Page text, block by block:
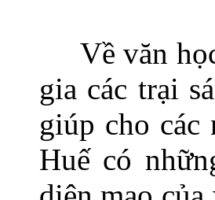
Về văn
gia các trại
giúp cho các
Huế có